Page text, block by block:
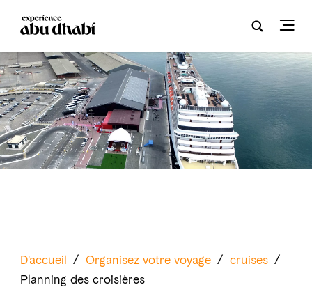
D'accueil / Organisez votre voyage / cruises /
Planning des croisières